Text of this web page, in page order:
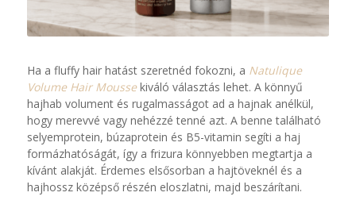
Ha a fluffy hair hatást szeretnéd fokozni, a Natulique
Volume Hair Moussekiváló választás lehet. A könnyű
hajhab volument és rugalmasságot ad a hajnak anélkül,
hogy merevvé vagy nehézzé tenné azt. A benne található
selyemprotein, búzaprotein és B5-vitamin segíti a haj
formázhatóságát, így a frizura könnyebben megtartja a
kívánt alakját. Érdemes elsősorban a hajtöveknél és a
hajhossz középső részén eloszlatni, majd beszárítani.